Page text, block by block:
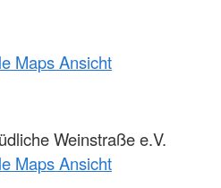
Maps Ansicht
Weinstraße e.V.
Maps Ansicht